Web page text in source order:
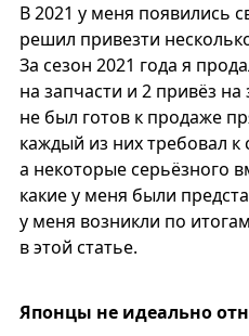
В 2021 у меня появились
решил привезти
За сезон 2021 года я
на запчасти и 2 привёз
не был готов к продаже
каждый из них требовал к
а некоторые серьёзного
какие у меня были
у меня возникли по
в этой статье.
Японцы не идеально